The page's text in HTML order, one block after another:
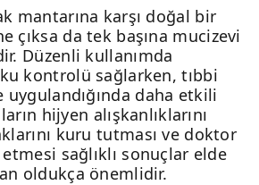
mantarına karşı doğal bir
çıksa da tek başına mucizevi
Düzenli kullanımda
kontrolü sağlarken, tıbbi
daha etkili
hijyen alışkanlıklarını
kuru tutması ve doktor
sağlıklı sonuçlar elde
oldukça önemlidir.